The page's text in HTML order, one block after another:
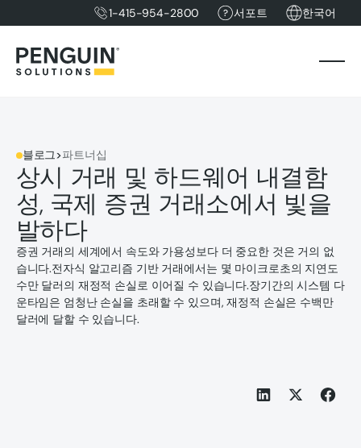
1-415-954-2800 서포트 한국어
블로그>파트너십
상시 거래 및 하드웨어 내결함
성, 국제 증권 거래소에서 빛을
발하다
증권 거래의 세계에서 속도와 가용성보다 더 중요한 것은 거의 없
습니다.전자식 알고리즘 기반 거래에서는 몇 마이크로초의 지연도
수만 달러의 재정적 손실로 이어질 수 있습니다.장기간의 시스템 다
운타임은 엄청난 손실을 초래할 수 있으며, 재정적 손실은 수백만
달러에 달할 수 있습니다.